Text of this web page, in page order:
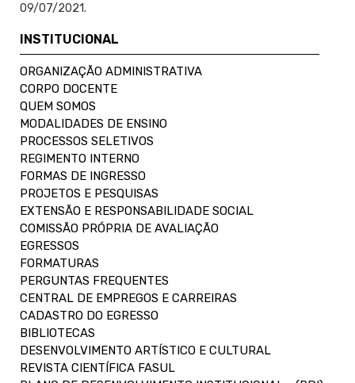
09/07/2021.
INSTITUCIONAL
ORGANIZAÇÃO ADMINISTRATIVA
CORPO DOCENTE
QUEM SOMOS
MODALIDADES DE ENSINO
PROCESSOS SELETIVOS
REGIMENTO INTERNO
FORMAS DE INGRESSO
PROJETOS E PESQUISAS
EXTENSÃO E RESPONSABILIDADE SOCIAL
COMISSÃO PRÓPRIA DE AVALIAÇÃO
EGRESSOS
FORMATURAS
PERGUNTAS FREQUENTES
CENTRAL DE EMPREGOS E CARREIRAS
CADASTRO DO EGRESSO
BIBLIOTECAS
DESENVOLVIMENTO ARTÍSTICO E CULTURAL
REVISTA CIENTÍFICA FASUL